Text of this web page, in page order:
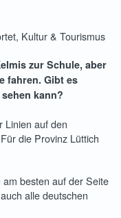
Kultur & Tourismus
zur Schule, aber
fahren. Gibt es
kann?
Linien auf den
die Provinz Lüttich
besten auf der Seite
alle deutschen